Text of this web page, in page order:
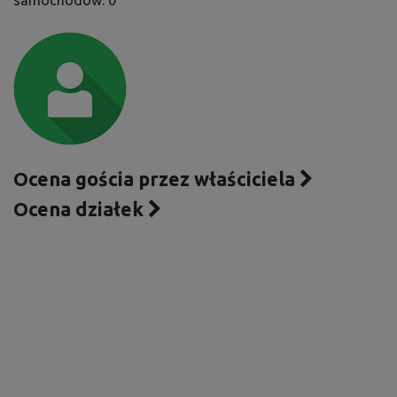
Ocena gościa przez właściciela
Ocena działek